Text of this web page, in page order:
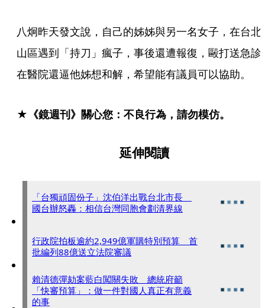
八炯昨天發文說，自己的姊姊與另一名女子，在台北
山區遇到「持刀」瘋子，事後還遭報復，毆打送急診
在醫院還逼他姊想和解，希望能有議員可以協助。
★《鏡週刊》關心您：不良行為，請勿模仿。
延伸閱讀
「台獨頑固份子」沈伯洋出戰台北市長
國台辦怒轟：相信台灣同胞會劃清界線
行政院拍板逾約2,949億軍購特別預算 首
批編列88億送立法院審議
賴清德彈劾案藍白闖關失敗 總統府籲
「快審預算」：做一件對國人真正有意義
的事